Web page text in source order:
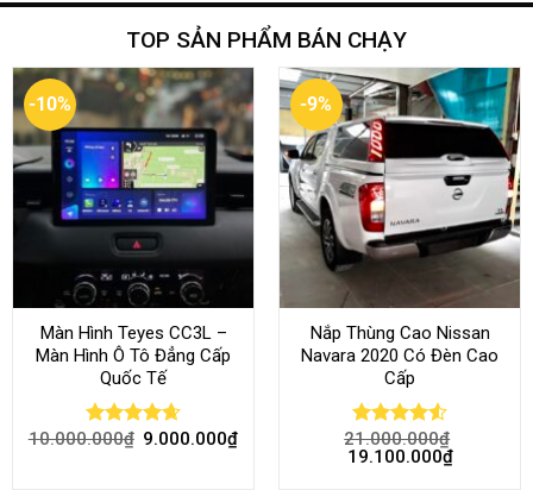
TOP SẢN PHẨM BÁN CHẠY
-10%
Màn Hình Teyes CC3L –
Màn Hình Ô Tô Đẳng Cấp
Quốc Tế
Rated 4.68
10.000.000₫ 9.000.000₫
-9%
Nắp Thùng Cao Nissan
Navara 2020 Có Đèn Cao
Cấp
Rated4.52
out of 5
21.000.000₫
19.100.000₫